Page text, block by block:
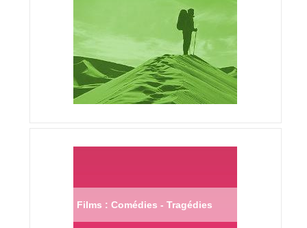
Films : Comédies - Tragédies